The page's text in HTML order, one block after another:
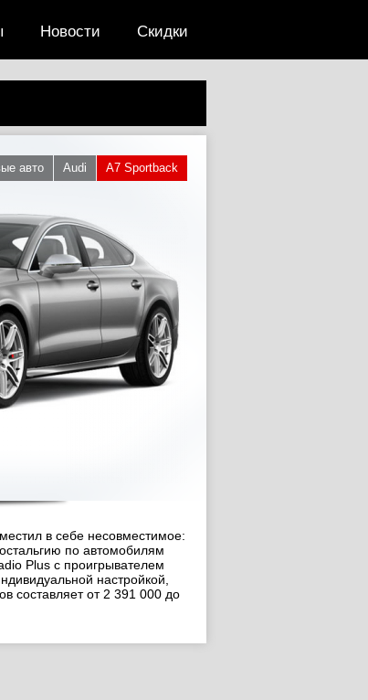
Скидки
Новости
авто Audi A7 Sportback
в себе несовместимое:
по автомобилям
Plus с проигрывателем
настройкой,
составляет от 2 391 000 до